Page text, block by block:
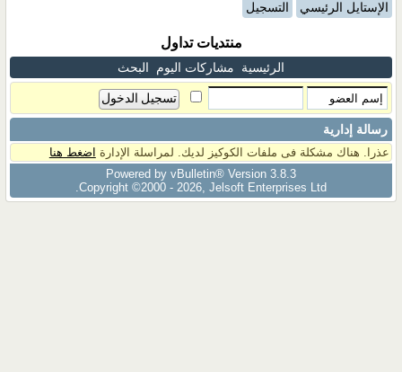
الإستايل الرئيسي التسجيل
منتديات تداول
الرئيسية مشاركات اليوم البحث
رسالة إدارية
عذرا. هناك مشكلة فى ملفات الكوكيز لديك. لمراسلة الإدارة اضغط هنا
Powered by vBulletin® Version 3.8.3
Copyright ©2000 - 2026, Jelsoft Enterprises Ltd.